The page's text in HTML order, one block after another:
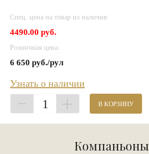
Спец. цена на товар из наличия:
4490.00 руб.
Розничная цена:
6 650 руб./рул
Узнать о наличии
1 В КОРЗИНУ
Компаньоны